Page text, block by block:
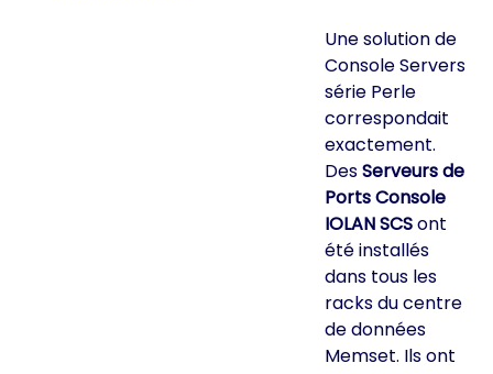
Une solution de
Console Servers
série Perle
correspondait
exactement.
DesServeurs de
Ports Console
IOLAN SCSont
été installés
dans tous les
racks du centre
de données
Memset. Ils ont